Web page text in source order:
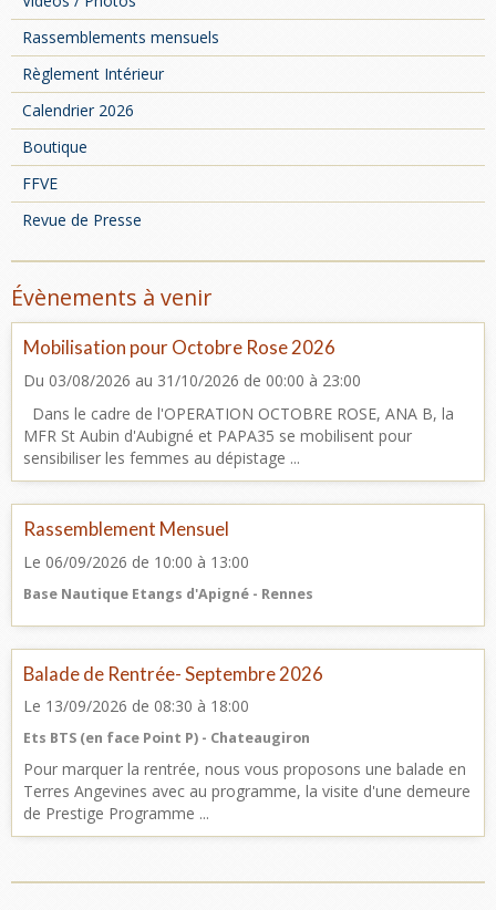
Rassemblements mensuels
Règlement Intérieur
Calendrier 2026
Boutique
FFVE
Revue de Presse
Évènements à venir
Mobilisation pour Octobre Rose 2026
Du 03/08/2026 au 31/10/2026 de 00:00 à 23:00
Dans le cadre de l'OPERATION OCTOBRE ROSE, ANA B, la
MFR St Aubin d'Aubigné et PAPA35 se mobilisent pour
sensibiliser les femmes au dépistage ...
Rassemblement Mensuel
Le 06/09/2026 de 10:00 à 13:00
Base Nautique Etangs d'Apigné - Rennes
Balade de Rentrée- Septembre 2026
Le 13/09/2026 de 08:30 à 18:00
Ets BTS (en face Point P) - Chateaugiron
Pour marquer la rentrée, nous vous proposons une balade en
Terres Angevines avec au programme, la visite d'une demeure
de Prestige Programme ...